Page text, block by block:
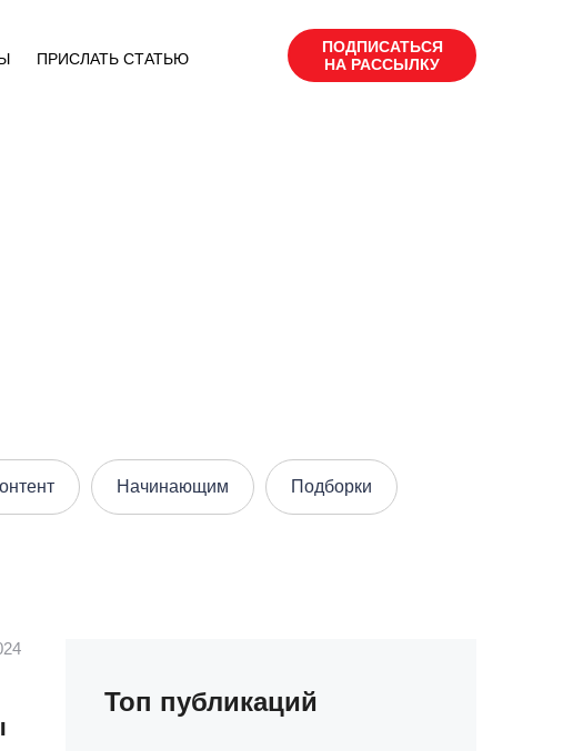
ПРИСЛАТЬ СТАТЬЮ
ПОДПИСАТЬСЯ
НА РАССЫЛКУ
Начинающим Подборки
Топ публикаций